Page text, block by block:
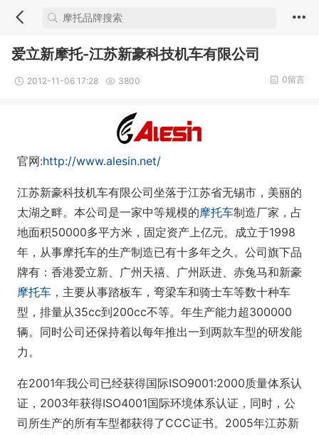
爱立新摩托-江苏新豪科技机车有限公司
2012-11-06 17:28 3800 0留言
官网:http://www.alesin.net/
江苏新豪科技机车有限公司坐落于江苏省无锡市，美丽的
太湖之畔。本公司是一家中等规模的摩托车制造厂家，占
地面积50000多平方米，固定资产上亿元。成立于1998
年，从事摩托车的生产制造已有十多年之久。公司旗下品
牌有：香港爱立新、广州天禧、广州跃进、赤兔马和新豪
摩托车 ，主要从事踏板车，弯梁车和骑士车等数十种车
型，排量从35cc到200cc不等。年生产能力超300000
辆。同时公司还保持着以每年推出一到两款车型的研发能
力。
在2001年我公司已经获得国际ISO9001:2000质量体系认
证，2003年获得ISO4001国际环境体系认证，同时，公
司所生产的所有车型都获得了CCC证书。2005年江苏新